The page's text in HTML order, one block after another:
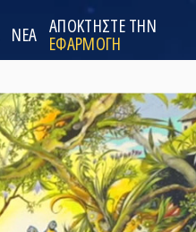
ΝΕΑ ΑΠΟΚΤΗΣΤΕ ΤΗΝ
ΕΦΑΡΜΟΓΗ